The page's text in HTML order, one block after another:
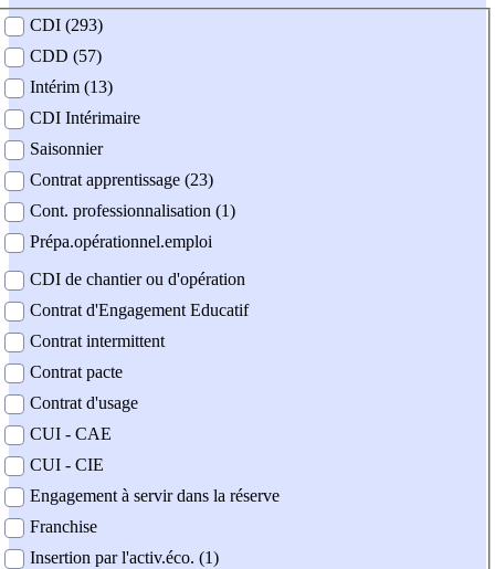
contrat
CDI (293)
CDD (57)
Intérim (13)
CDI Intérimaire
Saisonnier
Contrat apprentissage (23)
Cont. professionnalisation (1)
Prépa.opérationnel.emploi
CDI de chantier ou d'opération
Contrat d'Engagement Educatif
Contrat intermittent
Contrat pacte
Contrat d'usage
CUI - CAE
CUI - CIE
Engagement à servir dans la réserve
Franchise
Insertion par l'activ.éco. (1)